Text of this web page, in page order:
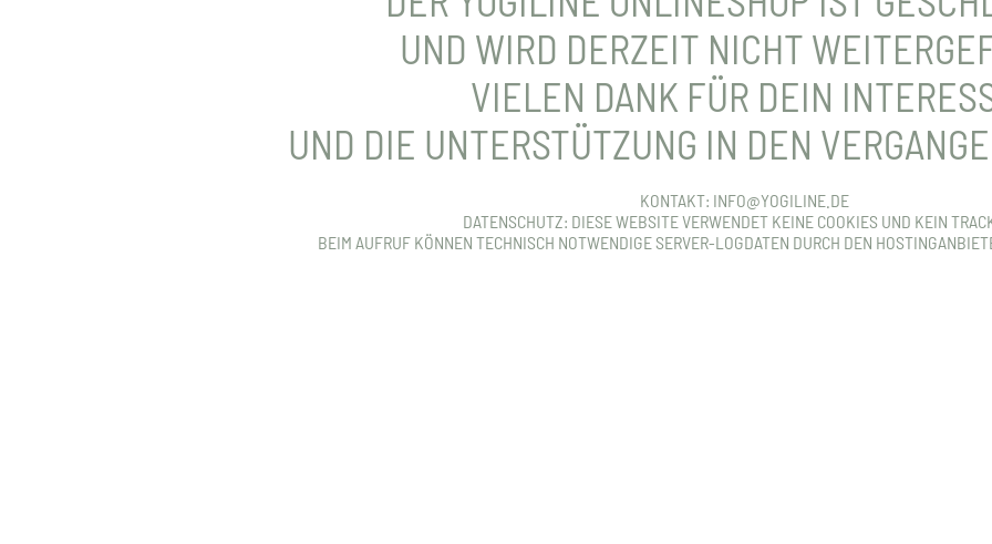
UND WIRD DERZEIT NICHT
VIELEN DANK FÜR DEIN
UND DIE UNTERSTÜTZUNG IN DEN
KONTAKT: INFO@YOGILINE.DE
DATENSCHUTZ: DIESE WEBSITE VERWENDET KEINE COOKIES UND KEIN
BEIM AUFRUF KÖNNEN TECHNISCH NOTWENDIGE SERVER-LOGDATEN DURCH DEN